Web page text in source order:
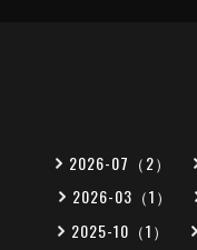
2026-07（2）
2026-03（1）
2025-10（1）